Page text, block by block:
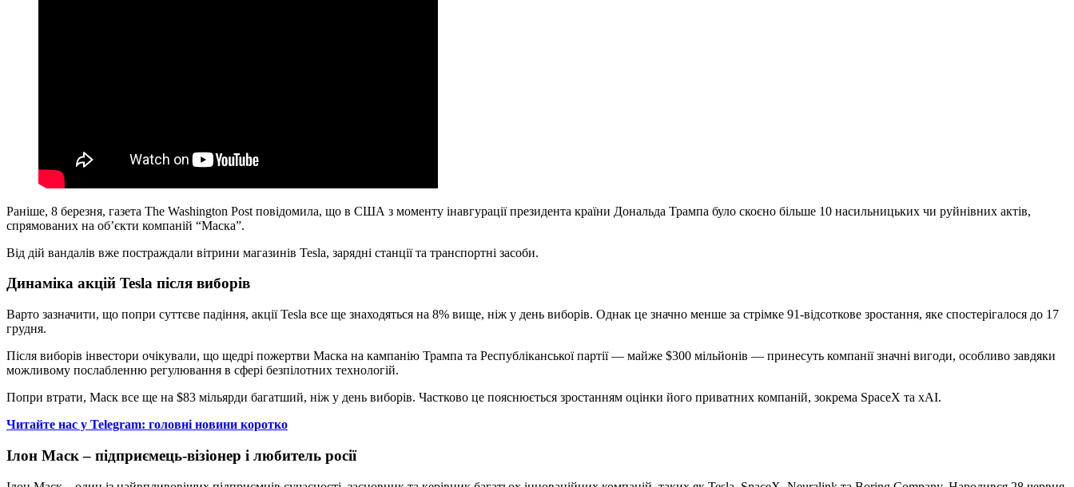
Раніше, 8 березня, газета The Washington Post повідомила, що в США з моменту інавгурації президента країни Дональда Трампа було скоєно більше 10 насильницьких чи руйнівних актів,
спрямованих на об’єкти компаній “Маска”.
Від дій вандалів вже постраждали вітрини магазинів Tesla, зарядні станції та транспортні засоби.
Динаміка акцій Tesla після виборів
Варто зазначити, що попри суттєве падіння, акції Tesla все ще знаходяться на 8% вище, ніж у день виборів. Однак це значно менше за стрімке 91-відсоткове зростання, яке спостерігалося до 17
грудня.
Після виборів інвестори очікували, що щедрі пожертви Маска на кампанію Трампа та Республіканської партії — майже $300 мільйонів — принесуть компанії значні вигоди, особливо завдяки
можливому послабленню регулювання в сфері безпілотних технологій.
Попри втрати, Маск все ще на $83 мільярди багатший, ніж у день виборів. Частково це пояснюється зростанням оцінки його приватних компаній, зокрема SpaceX та xAI.
Читайте нас у Telegram: головні новини коротко
Ілон Маск – підприємець-візіонер і любитель росії